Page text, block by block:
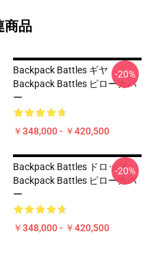
商品
Backpack Battles ギヤ
Backpack Battles ピローカバ
ー
￥348,000 - ￥420,500
-20%
Backpack Battles ドロップ
Backpack Battles ピローカバ
ー
￥348,000 - ￥420,500
-20%